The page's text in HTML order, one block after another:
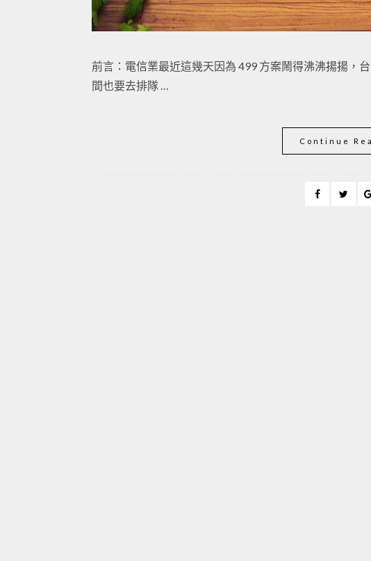
前言：電信業最近這幾天因為 499 方案鬧得沸沸揚揚，
間也要去排隊 …
Continue